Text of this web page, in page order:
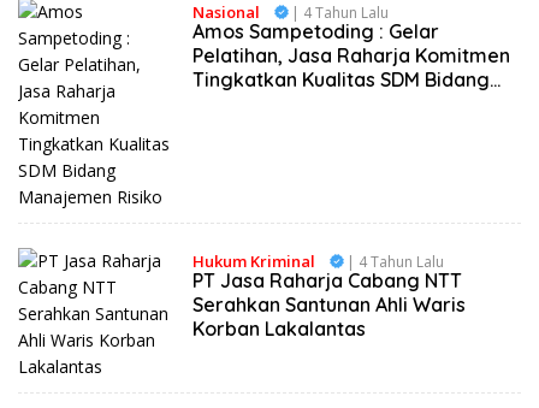
Nasional | 4 Tahun Lalu
Amos Sampetoding : Gelar
Pelatihan, Jasa Raharja Komitmen
Tingkatkan Kualitas SDM Bidang
Hukum Kriminal | 4 Tahun Lalu
PT Jasa Raharja Cabang NTT
Serahkan Santunan Ahli Waris
Korban Lakalantas